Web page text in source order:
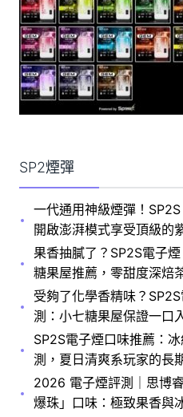
SP2煙彈
一代通用神級煙彈！
開啟澎湃模式享受頂級的
果香抽膩了？SP2S電子
糖果屋推薦，零甜度深焙
受夠了化學香精味？
測：小七糖果屋保證一口
SP2S電子煙口味推薦：
測，夏日清爽系玩家的長
2026 電子煙評測｜思博
爆珠」口味：極致果香與